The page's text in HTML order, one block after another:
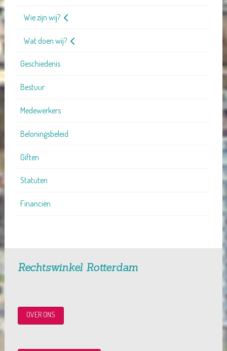
Wie zijn wij?
Wat doen wij?
Geschiedenis
Bestuur
Medewerkers
Beloningsbeleid
Giften
Statuten
Financiën
Rechtswinkel Rotterdam
OVER ONS